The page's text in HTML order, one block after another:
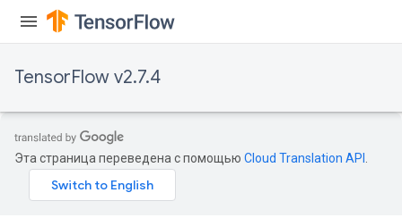
TensorFlow v2.7.4
Эта страница переведена с помощью Cloud Translation API